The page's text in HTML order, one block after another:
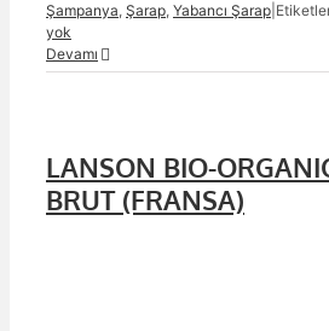
Şampanya, Şarap, Yabancı Şarap
yok
Devamı
LANSON BIO-
BRUT (FRANSA)